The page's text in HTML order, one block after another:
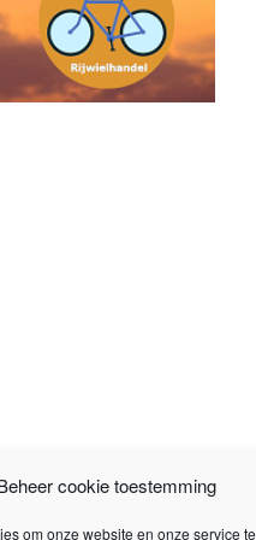
cookie toestemming
om onze website en onze service te